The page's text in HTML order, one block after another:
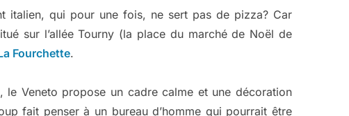
italien, qui pour une fois, ne sert pas de pizza? Car
sur l’allée Tourny (la place du marché de Noël de
Fourchette.
le Veneto propose un cadre calme et une décoration
fait penser à un bureau d’homme qui pourrait être